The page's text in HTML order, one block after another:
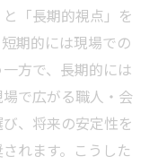
「長期的視点」を
期的には現場での
方で、長期的には
で広がる職人・会
、将来の安定性を
れます。こうした